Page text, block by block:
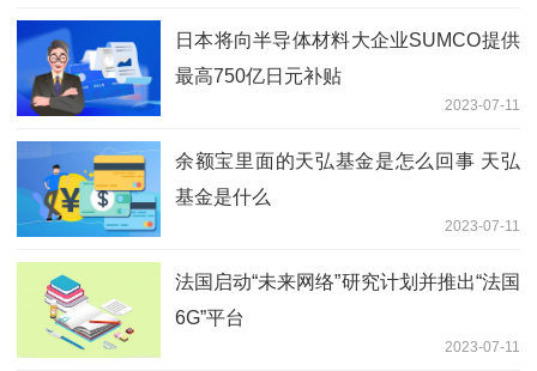
日本将向半导体材料大企业SUMCO提供
最高750亿日元补贴
2023-07-11
余额宝里面的天弘基金是怎么回事 天弘
基金是什么
2023-07-11
法国启动“未来网络”研究计划并推出“法国
6G”平台
2023-07-11